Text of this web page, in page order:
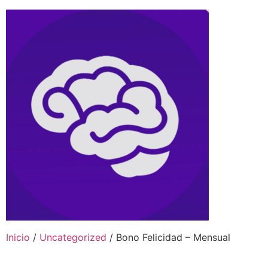
Inicio / Uncategorized / Bono Felicidad – Mensual